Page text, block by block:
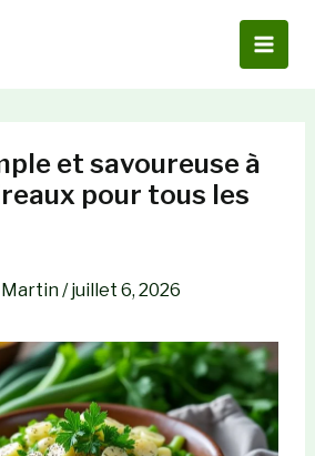
et savoureuse à
pour tous les
Martin/juillet 6, 2026